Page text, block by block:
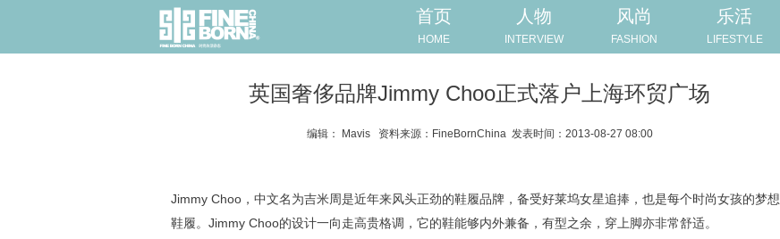
首页
HOME
人物
INTERVIEW
风尚
FASHION
乐活
LIFESTYLE
英国奢侈品牌Jimmy Choo正式落户上海环贸广场
编辑： Mavis 资料来源：FineBornChina 发表时间：2013-08-27 08:00
Jimmy Choo，中文名为吉米周是近年来风头正劲的鞋履品牌，备受好莱坞女星追捧，也是每个时尚女孩的梦想
鞋履。Jimmy Choo的设计一向走高贵格调，它的鞋能够内外兼备，有型之余，穿上脚亦非常舒适。